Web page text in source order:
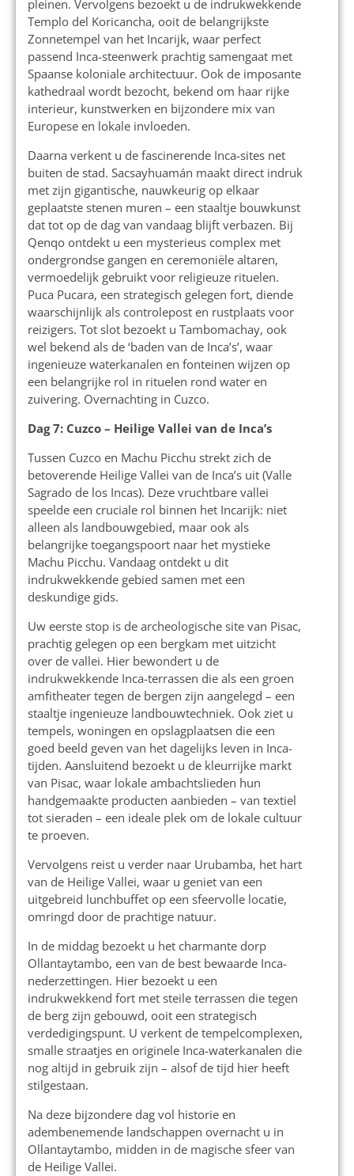
pleinen. Vervolgens bezoekt u de indrukwekkende
Templo del Koricancha, ooit de belangrijkste
Zonnetempel van het Incarijk, waar perfect
passend Inca-steenwerk prachtig samengaat met
Spaanse koloniale architectuur. Ook de imposante
kathedraal wordt bezocht, bekend om haar rijke
interieur, kunstwerken en bijzondere mix van
Europese en lokale invloeden.
Daarna verkent u de fascinerende Inca-sites net
buiten de stad. Sacsayhuamán maakt direct indruk
met zijn gigantische, nauwkeurig op elkaar
geplaatste stenen muren – een staaltje bouwkunst
dat tot op de dag van vandaag blijft verbazen. Bij
Qenqo ontdekt u een mysterieus complex met
ondergrondse gangen en ceremoniële altaren,
vermoedelijk gebruikt voor religieuze rituelen.
Puca Pucara, een strategisch gelegen fort, diende
waarschijnlijk als controlepost en rustplaats voor
reizigers. Tot slot bezoekt u Tambomachay, ook
wel bekend als de ‘baden van de Inca’s’, waar
ingenieuze waterkanalen en fonteinen wijzen op
een belangrijke rol in rituelen rond water en
zuivering. Overnachting in Cuzco.
Dag 7: Cuzco – Heilige Vallei van de Inca’s
Tussen Cuzco en Machu Picchu strekt zich de
betoverende Heilige Vallei van de Inca’s uit (Valle
Sagrado de los Incas). Deze vruchtbare vallei
speelde een cruciale rol binnen het Incarijk: niet
alleen als landbouwgebied, maar ook als
belangrijke toegangspoort naar het mystieke
Machu Picchu. Vandaag ontdekt u dit
indrukwekkende gebied samen met een
deskundige gids.
Uw eerste stop is de archeologische site van Pisac,
prachtig gelegen op een bergkam met uitzicht
over de vallei. Hier bewondert u de
indrukwekkende Inca-terrassen die als een groen
amfitheater tegen de bergen zijn aangelegd – een
staaltje ingenieuze landbouwtechniek. Ook ziet u
tempels, woningen en opslagplaatsen die een
goed beeld geven van het dagelijks leven in Inca-
tijden. Aansluitend bezoekt u de kleurrijke markt
van Pisac, waar lokale ambachtslieden hun
handgemaakte producten aanbieden – van textiel
tot sieraden – een ideale plek om de lokale cultuur
te proeven.
Vervolgens reist u verder naar Urubamba, het hart
van de Heilige Vallei, waar u geniet van een
uitgebreid lunchbuffet op een sfeervolle locatie,
omringd door de prachtige natuur.
In de middag bezoekt u het charmante dorp
Ollantaytambo, een van de best bewaarde Inca-
nederzettingen. Hier bezoekt u een
indrukwekkend fort met steile terrassen die tegen
de berg zijn gebouwd, ooit een strategisch
verdedigingspunt. U verkent de tempelcomplexen,
smalle straatjes en originele Inca-waterkanalen die
nog altijd in gebruik zijn – alsof de tijd hier heeft
stilgestaan.
Na deze bijzondere dag vol historie en
adembenemende landschappen overnacht u in
Ollantaytambo, midden in de magische sfeer van
de Heilige Vallei.